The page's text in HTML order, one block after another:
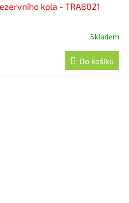
kola - TRA8021
Skladem
Do košíku